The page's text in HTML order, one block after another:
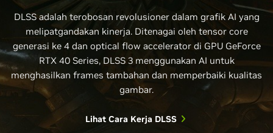
DLSS adalah terobosan revolusioner dalam grafik AI yang
melipatgandakan kinerja. Ditenagai oleh tensor core
generasi ke 4 dan optical flow accelerator di GPU GeForce
RTX 40 Series, DLSS 3 menggunakan AI untuk
menghasilkan frames tambahan dan memperbaiki kualitas
gambar.
Lihat Cara Kerja DLSS